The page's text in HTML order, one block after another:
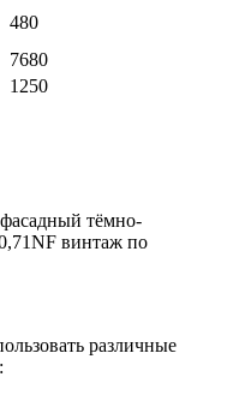
480
7680
1250
тёмно-
винтаж по
различные